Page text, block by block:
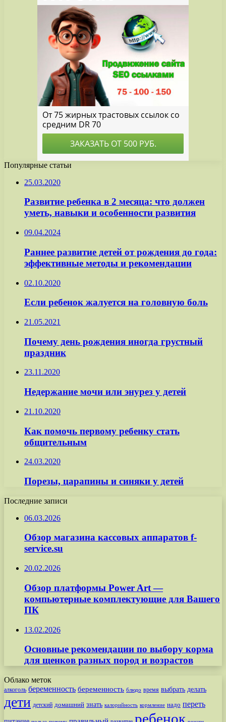
Популярные статьи
25.03.2020
Развитие ребенка в 2 месяца: что должен
уметь, навыки и особенности развития
09.04.2024
Раннее развитие детей от рождения до года:
эффективные методы и рекомендации
02.10.2020
Если ребенок жалуется на головную боль
21.05.2021
Почему день рождения иногда грустный
праздник
23.11.2020
Недержание мочи или энурез у детей
21.10.2020
Как помочь первому ребенку стать
общительным
24.03.2020
Порезы, царапины и синяки у детей
Последние записи
06.03.2026
Обзор магазина кассовых аппаратов f-
service.su
20.02.2026
Обзор платформы Power Art —
компьютерные комплектующие для Вашего
ПК
13.02.2026
Основные рекомендации по выбору корма
для щенков разных пород и возрастов
Облако меток
алкоголь беременность беременность блюдо время выбрать делать
дети детский домашний знать калорийность кормление надо переть
ребенок